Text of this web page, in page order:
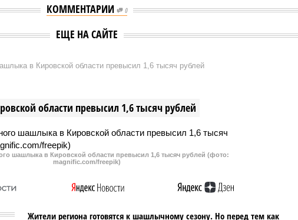
КОММЕНТАРИИ 0
ЕЩЕ НА САЙТЕ
в Кировской области превысил 1,6 тысяч рублей
области превысил 1,6 тысяч рублей
шашлыка в Кировской области превысил 1,6 тысяч рублей (фото:
magnific.com/freepik)
Жители региона готовятся к шашлычному сезону. Но перед тем как